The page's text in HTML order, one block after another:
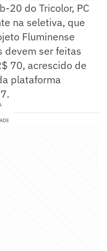
20 do Tricolor, PC
na seletiva, que
Fluminense
devem ser feitas
70, acrescido de
plataforma